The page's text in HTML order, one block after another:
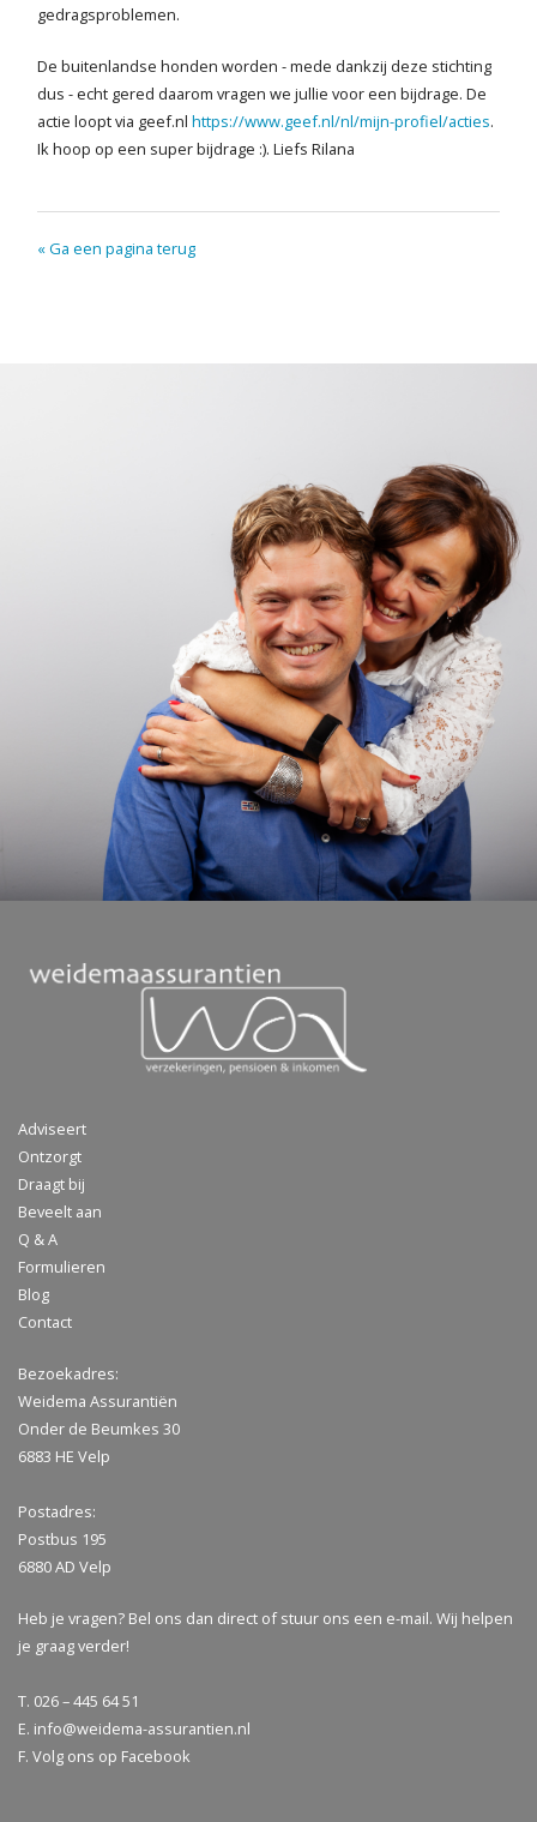
gedragsproblemen.
De buitenlandse honden worden - mede dankzij deze stichting
dus - echt gered daarom vragen we jullie voor een bijdrage. De
actie loopt via geef.nl https://www.geef.nl/nl/mijn-profiel/acties.
Ik hoop op een super bijdrage :). Liefs Rilana
« Ga een pagina terug
Adviseert
Ontzorgt
Draagt bij
Beveelt aan
Q & A
Formulieren
Blog
Contact
Bezoekadres:
Weidema Assurantiën
Onder de Beumkes 30
6883 HE Velp
Postadres:
Postbus 195
6880 AD Velp
Heb je vragen? Bel ons dan direct of stuur ons een e-mail. Wij helpen
je graag verder!
T. 026 – 445 64 51
E. info@weidema-assurantien.nl
F. Volg ons op Facebook